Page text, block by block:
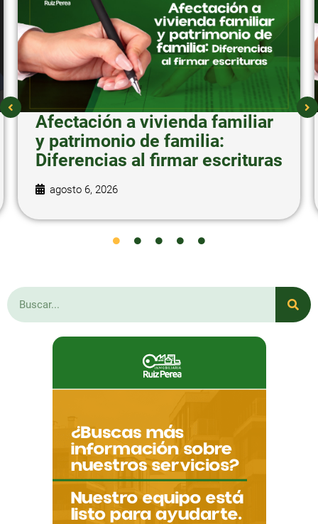
Afectación a vivienda familiar
y patrimonio de familia:
Diferencias al firmar escrituras
agosto 6, 2026